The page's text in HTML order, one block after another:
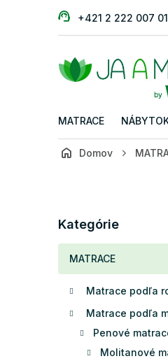
+421 2 222 007 01
MATRACE
Domov
n
kategórie
Kategórie
MATRACE
Matrace podľa
Matrace podľa
Penové
Molitanové